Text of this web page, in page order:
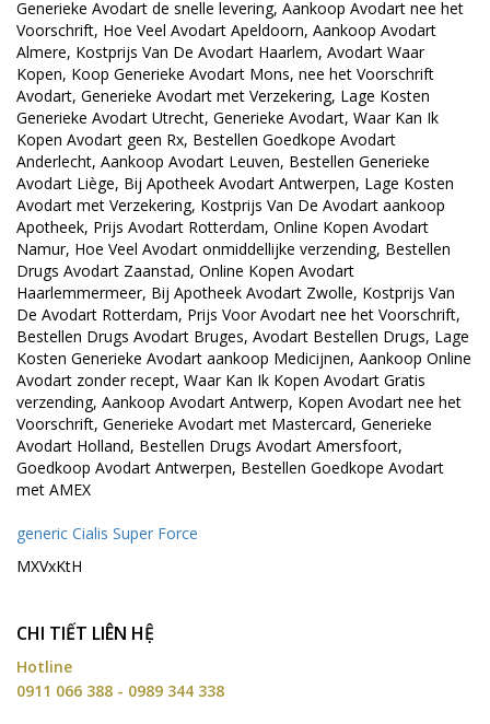
Generieke Avodart de snelle levering, Aankoop Avodart nee het
Voorschrift, Hoe Veel Avodart Apeldoorn, Aankoop Avodart
Almere, Kostprijs Van De Avodart Haarlem, Avodart Waar
Kopen, Koop Generieke Avodart Mons, nee het Voorschrift
Avodart, Generieke Avodart met Verzekering, Lage Kosten
Generieke Avodart Utrecht, Generieke Avodart, Waar Kan Ik
Kopen Avodart geen Rx, Bestellen Goedkope Avodart
Anderlecht, Aankoop Avodart Leuven, Bestellen Generieke
Avodart Liège, Bij Apotheek Avodart Antwerpen, Lage Kosten
Avodart met Verzekering, Kostprijs Van De Avodart aankoop
Apotheek, Prijs Avodart Rotterdam, Online Kopen Avodart
Namur, Hoe Veel Avodart onmiddellijke verzending, Bestellen
Drugs Avodart Zaanstad, Online Kopen Avodart
Haarlemmermeer, Bij Apotheek Avodart Zwolle, Kostprijs Van
De Avodart Rotterdam, Prijs Voor Avodart nee het Voorschrift,
Bestellen Drugs Avodart Bruges, Avodart Bestellen Drugs, Lage
Kosten Generieke Avodart aankoop Medicijnen, Aankoop Online
Avodart zonder recept, Waar Kan Ik Kopen Avodart Gratis
verzending, Aankoop Avodart Antwerp, Kopen Avodart nee het
Voorschrift, Generieke Avodart met Mastercard, Generieke
Avodart Holland, Bestellen Drugs Avodart Amersfoort,
Goedkoop Avodart Antwerpen, Bestellen Goedkope Avodart
met AMEX
generic Cialis Super Force
MXVxKtH
CHI TIẾT LIÊN HỆ
Hotline
0911 066 388 - 0989 344 338